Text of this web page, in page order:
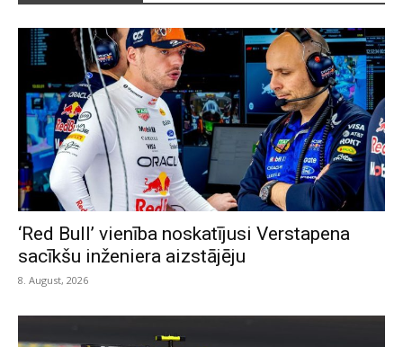
‘Red Bull’ vienība noskatījusi Verstapena
sacīkšu inženiera aizstājēju
8. August, 2026